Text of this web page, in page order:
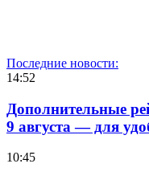
Последние новости:
14:52
Дополнительные
9 августа — для
10:45